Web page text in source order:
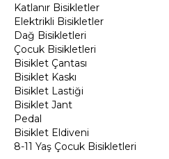
Katlanır Bisikletler
Elektrikli Bisikletler
Dağ Bisikletleri
Çocuk Bisikletleri
Bisiklet Çantası
Bisiklet Kaskı
Bisiklet Lastiği
Bisiklet Jant
Pedal
Bisiklet Eldiveni
8-11 Yaş Çocuk Bisikletleri